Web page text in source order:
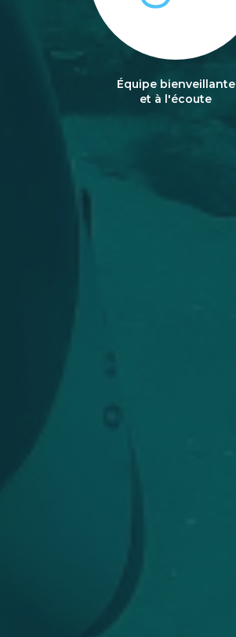
Équipe bienveillante
et à l'écoute